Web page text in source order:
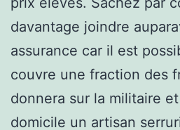
davantage joindre
assurance car il est
couvre une fraction des
donnera sur la militaire
domicile un artisan